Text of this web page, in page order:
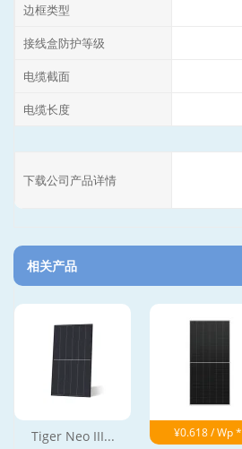
边框类型
接线盒防护等级
电缆截面
电缆长度
下载公司产品详情
相关产品
Tiger Neo III... ¥0.618 / Wp *